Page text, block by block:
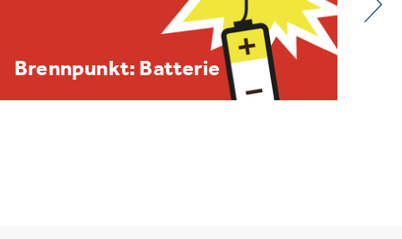
BDE/VOEB-Europaspiegel
Dezember 2025